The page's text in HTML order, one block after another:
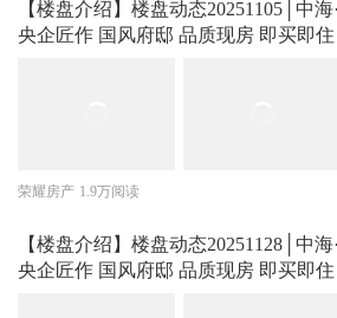
【楼盘介绍】楼盘动态20251105│中
央企匠作 国风府邸 品质现房 即买即住
荣耀房产 1.9万阅读
【楼盘介绍】楼盘动态20251128│中
央企匠作 国风府邸 品质现房 即买即住